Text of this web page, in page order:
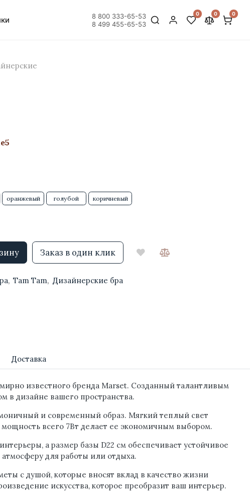
8 800 333-65-53
8 499 455-65-53
0 0 0
оранжевый голубой коричневый
Заказ в один клик
, Tam Tam, Дизайнерские бра
Доставка
известного бренда Marset. Созданный талантливым
в дизайне вашего пространства.
и современный образ. Мягкий теплый свет
всего 7Вт делает ее экономичным выбором.
а размер базы D22 см обеспечивает устойчивое
для работы или отдыха.
с душой, которые вносят вклад в качество жизни
искусства, которое преобразит ваш интерьер.